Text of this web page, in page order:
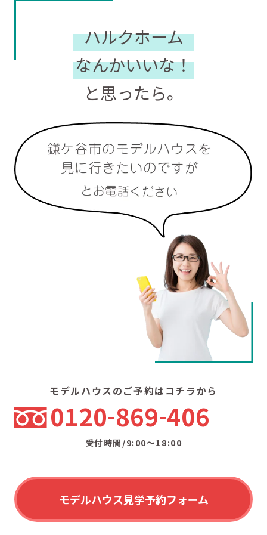
ハルクホーム
なんかいいな！
と思ったら。
モデルハウスのご予約はコチラから
0120 869 406
受付時間/9:00〜18:00
モデルハウス見学予約フォーム